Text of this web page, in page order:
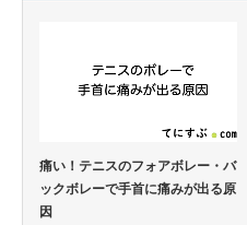
痛い！テニスのフォアボレー・バ
ックボレーで手首に痛みが出る原
因